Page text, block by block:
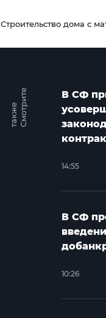
00:00
Строительство дома с
С
м
о
т
р и
т
е
т
а
к
ж
е
В СФ
14:55
В СФ
10:26